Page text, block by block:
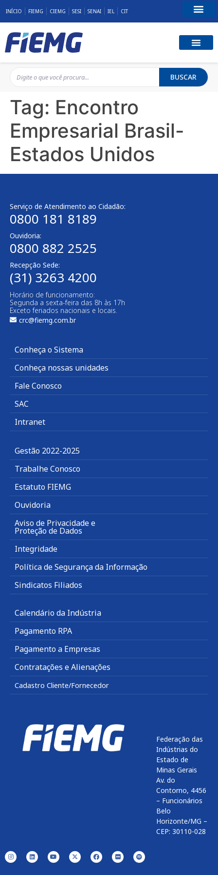
INÍCIO FIEMG CIEMG SESI SENAI IEL CIT
BUSCAR
Tag: Encontro
Empresarial Brasil-
Estados Unidos
Serviço de Atendimento ao Cidadão:
0800 181 8189
Ouvidoria:
0800 882 2525
Recepção Sede:
(31) 3263 4200
Horário de funcionamento:
Segunda a sexta-feira das 8h às 17h
Exceto feriados nacionais e locais.
crc@fiemg.com.br
Conheça o Sistema
Conheça nossas unidades
Fale Conosco
SAC
Intranet
Gestão 2022-2025
Trabalhe Conosco
Estatuto FIEMG
Ouvidoria
Aviso de Privacidade e
Proteção de Dados
Integridade
Política de Segurança da Informação
Sindicatos Filiados
Calendário da Indústria
Pagamento RPA
Pagamento a Empresas
Contratações e Alienações
Cadastro Cliente/Fornecedor
Federação das
Indústrias do
Estado de
Minas Gerais
Av. do
Contorno, 4456
– Funcionários
Belo
Horizonte/MG –
CEP: 30110-028